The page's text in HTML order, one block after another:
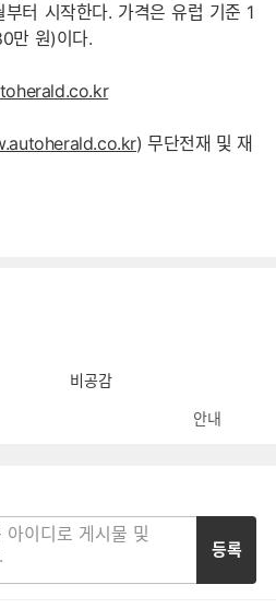
터 시작한다. 가격은 유럽 기준 1
만 원)이다.
) 무단전재 및 재
비공감
안내
등록